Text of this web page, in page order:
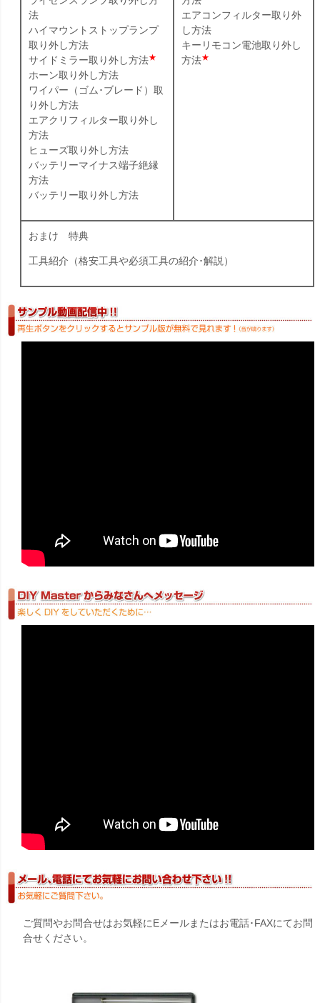
法
ハイマウントストップランプ
取り外し方法
サイドミラー取り外し方法★
ホーン取り外し方法
ワイパー（ゴム･ブレード）取
り外し方法
エアクリフィルター取り外し
方法
ヒューズ取り外し方法
バッテリーマイナス端子絶縁
方法
バッテリー取り外し方法
エアコンフィルター取り外
し方法
キーリモコン電池取り外し
方法★
おまけ 特典
工具紹介（格安工具や必須工具の紹介･解説）
ご質問やお問合せはお気軽にEメールまたはお電話･FAXにてお問
合せください。